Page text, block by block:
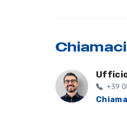
+39